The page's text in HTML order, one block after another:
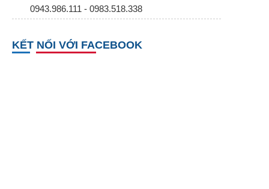
0943.986.111 - 0983.518.338
KẾT NỐI VỚI FACEBOOK